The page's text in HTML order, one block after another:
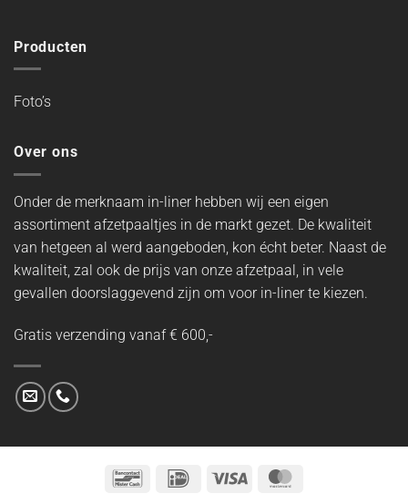
Producten
Foto’s
Over ons
Onder de merknaam in-liner hebben wij een eigen
assortiment afzetpaaltjes in de markt gezet. De kwaliteit
van hetgeen al werd aangeboden, kon écht beter. Naast de
kwaliteit, zal ook de prijs van onze afzetpaal, in vele
gevallen doorslaggevend zijn om voor in-liner te kiezen.
Gratis verzending vanaf € 600,-
BancontactIDeal Visa